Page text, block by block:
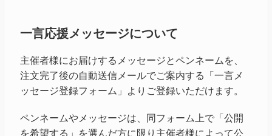
一言応援メッセージについて
主催者様にお届けするメッセージとペンネームを、
注文完了後の自動送信メールでご案内する「一言メ
ッセージ登録フォーム」よりご登録いただけます。
ペンネームやメッセージは、同フォーム上で「公開
を希望する」を選んだ方に限り主催者様によって公